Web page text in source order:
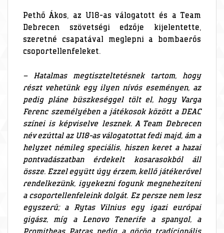
Pethő Ákos, az U18-as válogatott és a Team
Debrecen szövetségi edzője kijelentette,
szeretné csapatával meglepni a bombaerős
csoportellenfeleket.
– Hatalmas megtiszteltetésnek tartom, hogy
részt vehetünk egy ilyen nívós eseményen, az
pedig pláne büszkeséggel tölt el, hogy Varga
Ferenc személyében a játékosok között a DEAC
színei is képviselve lesznek. A Team Debrecen
név ezúttal az U18-as válogatottat fedi majd, ám a
helyzet némileg speciális, hiszen keret a hazai
pontvadászatban érdekelt kosarasokból áll
össze. Ezzel együtt úgy érzem, kellő játékerővel
rendelkezünk, igyekezni fogunk megnehezíteni
a csoportellenfeleink dolgát. Ez persze nem lesz
egyszerű; a Rytas Vilnius egy igazi európai
gigász, míg a Lenovo Tenerife a spanyol, a